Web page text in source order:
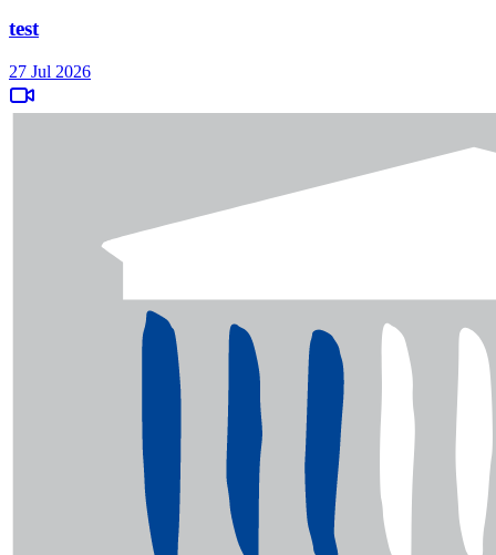
test
27 Jul 2026